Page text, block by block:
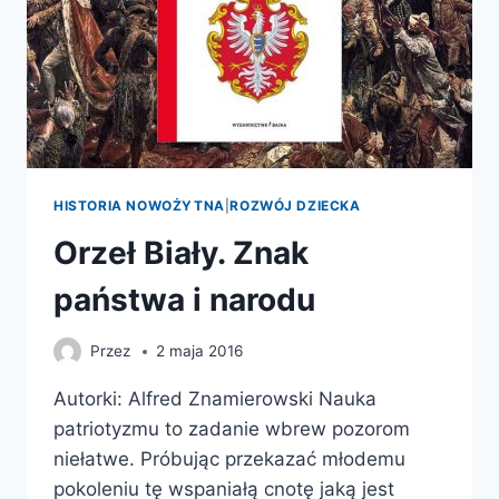
HISTORIA NOWOŻYTNA |ROZWÓJ DZIECKA
Orzeł Biały. Znak
państwa i narodu
Przez 2 maja 2016
Autorki: Alfred Znamierowski Nauka
patriotyzmu to zadanie wbrew pozorom
niełatwe. Próbując przekazać młodemu
pokoleniu tę wspaniałą cnotę jaką jest